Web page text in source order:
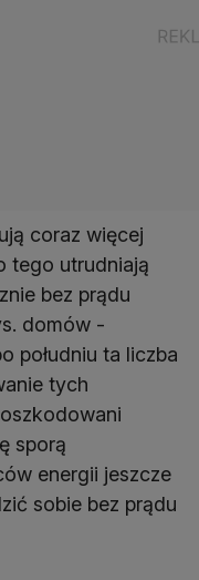
coraz więcej
tego utrudniają
bez prądu
domów -
południu ta liczba
tych
sporą
energii jeszcze
sobie bez prądu